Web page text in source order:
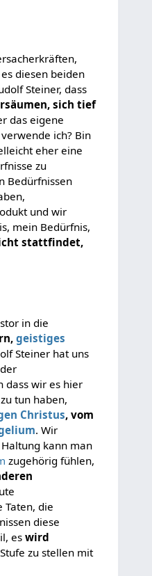
diesen beiden
Steiner, dass
sich tief
das eigene
ich? Bin
eher eine
zu
Bedürfnissen
und wir
mein Bedürfnis,
stattfindet,
in die
geistiges
Steiner hat uns
dass wir es hier
tun haben,
Christus, vom
. Wir
kann man
zugehörig fühlen,
Taten, die
diese
eswird
zu stellen mit